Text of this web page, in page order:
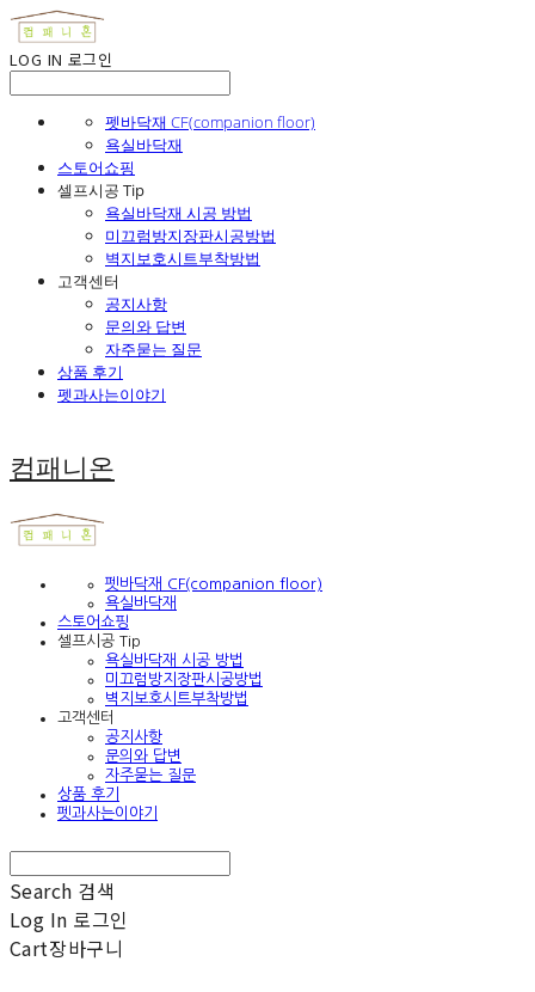
LOG IN 로그인
펫바닥재 CF(companion floor)
욕실바닥재
스토어쇼핑
셀프시공 Tip
욕실바닥재 시공 방법
미끄럼방지장판시공방법
벽지보호시트부착방법
고객센터
공지사항
문의와 답변
자주묻는 질문
상품 후기
펫과사는이야기
컴패니온
펫바닥재 CF(companion floor)
욕실바닥재
스토어쇼핑
셀프시공 Tip
욕실바닥재 시공 방법
미끄럼방지장판시공방법
벽지보호시트부착방법
고객센터
공지사항
문의와 답변
자주묻는 질문
상품 후기
펫과사는이야기
Search 검색
Log In 로그인
Cart장바구니